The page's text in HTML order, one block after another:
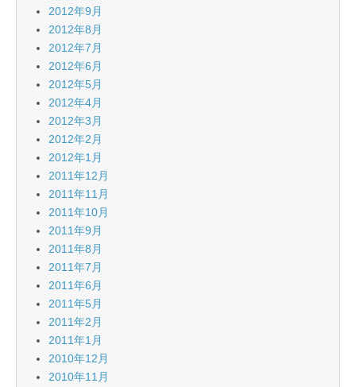
2012年9月
2012年8月
2012年7月
2012年6月
2012年5月
2012年4月
2012年3月
2012年2月
2012年1月
2011年12月
2011年11月
2011年10月
2011年9月
2011年8月
2011年7月
2011年6月
2011年5月
2011年2月
2011年1月
2010年12月
2010年11月